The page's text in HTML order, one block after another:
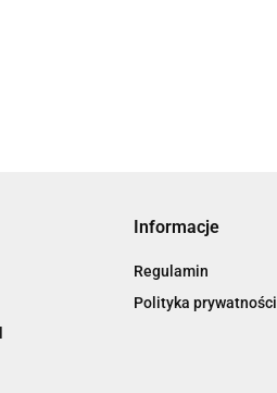
Informacje
Regulamin
Polityka prywatności